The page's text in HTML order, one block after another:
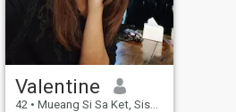
Valentine
42 • Mueang Si Sa Ket, Sisaket, Thailand